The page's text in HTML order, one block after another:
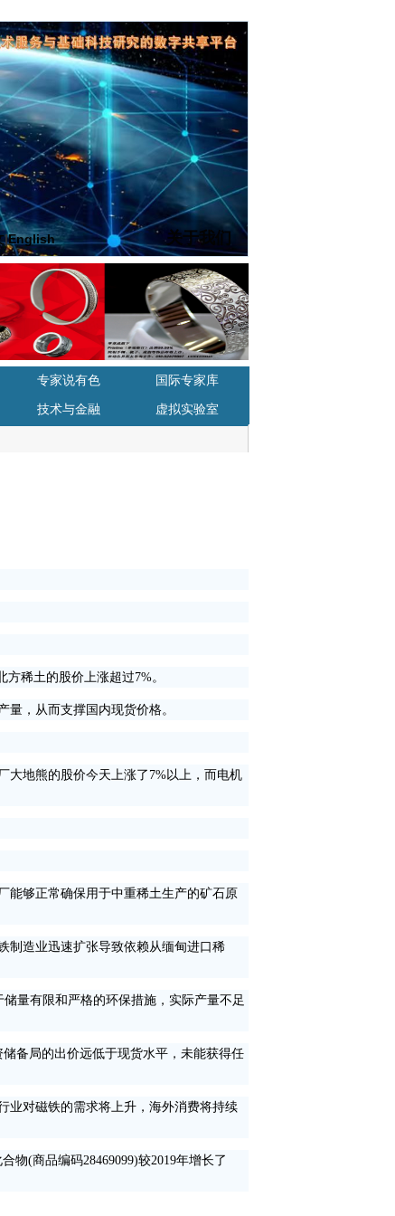
|English 关于我们
专家说有色
国际专家库
技术与金融 虚拟实验室
稀土的股价上涨超过7%。
，从而支撑国内现货价格。
地熊的股价今天上涨了7%以上，而电机
够正常确保用于中重稀土生产的矿石原
造业迅速扩张导致依赖从缅甸进口稀
量有限和严格的环保措施，实际产量不足
备局的出价远低于现货水平，未能获得任
对磁铁的需求将上升，海外消费将持续
(商品编码28469099)较2019年增长了